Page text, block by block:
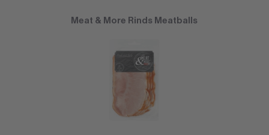
Meat & More Rinds Meatballs